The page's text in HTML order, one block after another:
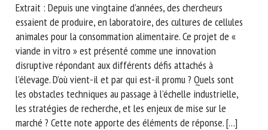
Extrait : Depuis une vingtaine d’années, des chercheurs
essaient de produire, en laboratoire, des cultures de cellules
animales pour la consommation alimentaire. Ce projet de «
viande in vitro » est présenté comme une innovation
disruptive répondant aux différents défis attachés à
l’élevage. D’où vient-il et par qui est-il promu ? Quels sont
les obstacles techniques au passage à l’échelle industrielle,
les stratégies de recherche, et les enjeux de mise sur le
marché ? Cette note apporte des éléments de réponse. […]
E-mail *
En soumettant ce formulaire, j'accepte que les
informations saisies soient utilisées dans le cadre de la
relation avec le CNR BEA. *
Les champs suivis de * sont obligatoires